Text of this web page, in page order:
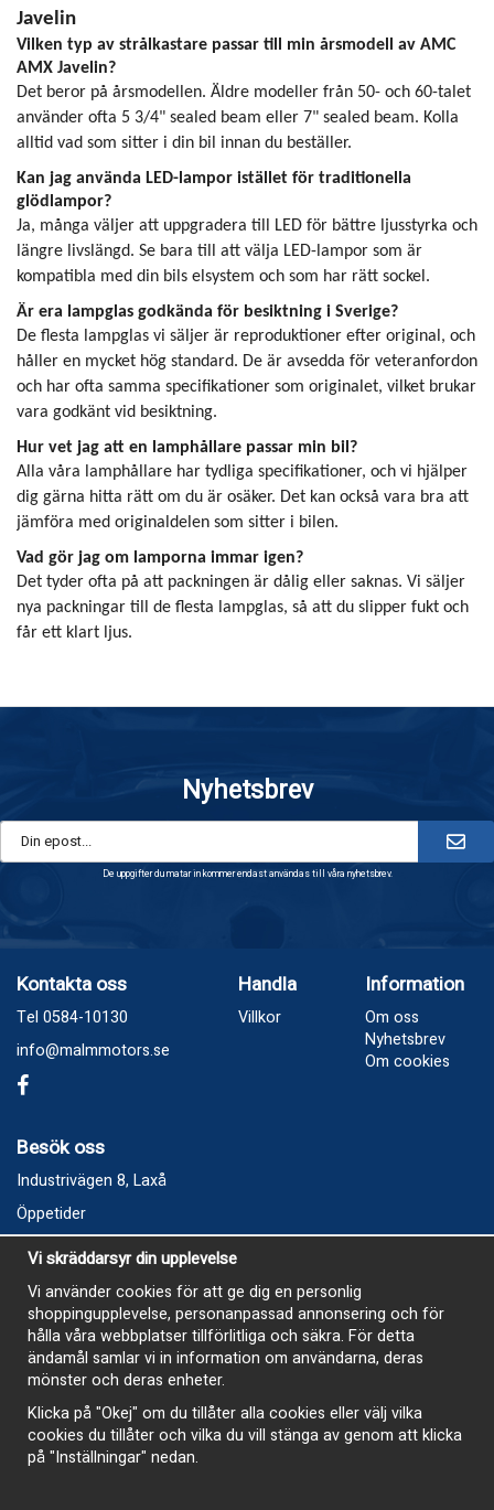
Javelin
Vilken typ av strålkastare passar till min årsmodell av AMC
AMX Javelin?
Det beror på årsmodellen. Äldre modeller från 50- och 60-talet
använder ofta 5 3/4" sealed beam eller 7" sealed beam. Kolla
alltid vad som sitter i din bil innan du beställer.
Kan jag använda LED-lampor istället för traditionella
glödlampor?
Ja, många väljer att uppgradera till LED för bättre ljusstyrka och
längre livslängd. Se bara till att välja LED-lampor som är
kompatibla med din bils elsystem och som har rätt sockel.
Är era lampglas godkända för besiktning i Sverige?
De flesta lampglas vi säljer är reproduktioner efter original, och
håller en mycket hög standard. De är avsedda för veteranfordon
och har ofta samma specifikationer som originalet, vilket brukar
vara godkänt vid besiktning.
Hur vet jag att en lamphållare passar min bil?
Alla våra lamphållare har tydliga specifikationer, och vi hjälper
dig gärna hitta rätt om du är osäker. Det kan också vara bra att
jämföra med originaldelen som sitter i bilen.
Vad gör jag om lamporna immar igen?
Det tyder ofta på att packningen är dålig eller saknas. Vi säljer
nya packningar till de flesta lampglas, så att du slipper fukt och
får ett klart ljus.
Nyhetsbrev
De uppgifter du matar in kommer endast användas till våra nyhetsbrev.
Kontakta oss
Tel 0584-10130
info@malmmotors.se
Handla
Villkor
Information
Om oss
Nyhetsbrev
Om cookies
Besök oss
Industrivägen 8, Laxå
Öppetider
Vecka 32
Måndag kl 9-12, kl 13 - 15
Onsdag kl 9-12, kl 13 - 15
Tisdag, Tordag och Fredag stängt
E-Handelsbutiken är öppen och paket skickas hela
sommaren
Vi skräddarsyr din upplevelse
Vi använder cookies för att ge dig en personlig
shoppingupplevelse, personanpassad annonsering och för
hålla våra webbplatser tillförlitliga och säkra. För detta
ändamål samlar vi in information om användarna, deras
mönster och deras enheter.
Klicka på "Okej" om du tillåter alla cookies eller välj vilka
cookies du tillåter och vilka du vill stänga av genom att klicka
på "Inställningar" nedan.